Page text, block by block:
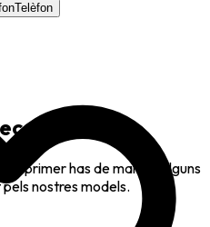
Telèfon
primer has de marcar alguns
nostres models.